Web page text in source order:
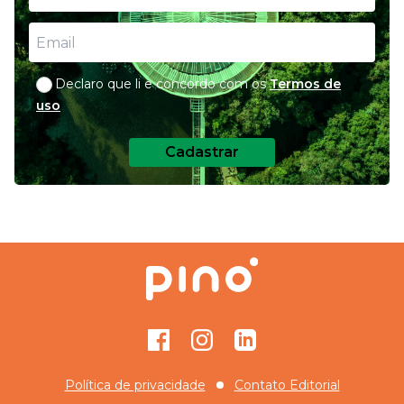
Declaro que li e concordo com os Termos de
uso
Cadastrar
FacebookInstagramGitHub
Política de privacidade Contato Editorial